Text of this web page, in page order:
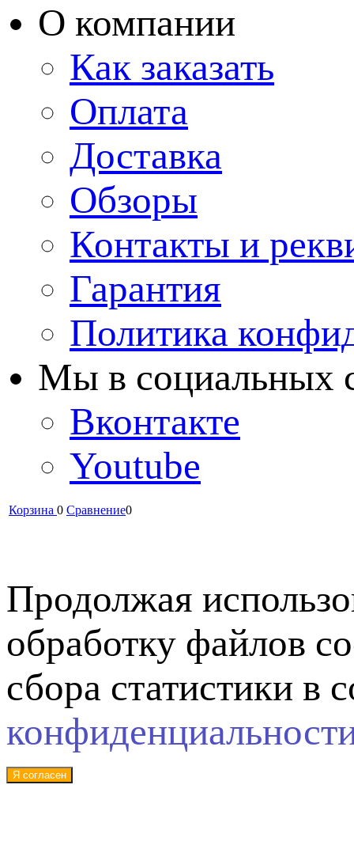
О компании
Как заказать
Оплата
Доставка
Обзоры
Контакты и
Гарантия
Политика
Мы в cоциальных
Вконтакте
Youtube
Корзина 0 Сравнение0
Продолжая
обработку файлов
сбора статистики в
Я согласен